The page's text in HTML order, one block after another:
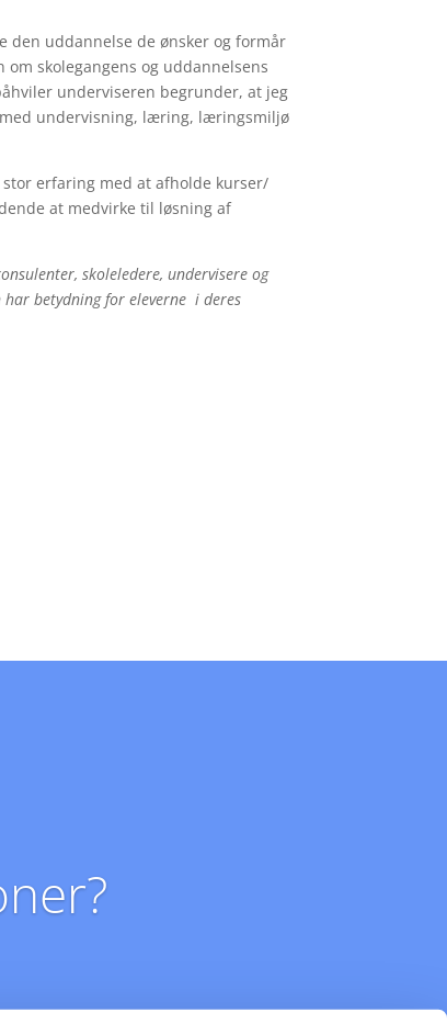
den uddannelse de ønsker og formår
skolegangens og uddannelsens
underviseren begrunder, at jeg
undervisning, læring, læringsmiljø
erfaring med at afholde kurser/
at medvirke til løsning af
skoleledere, undervisere og
betydning for eleverne i deres